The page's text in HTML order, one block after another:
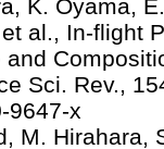
K. Oyama,
al., In-flight
Sci. Rev.,
9647-x
M. Hirahara,